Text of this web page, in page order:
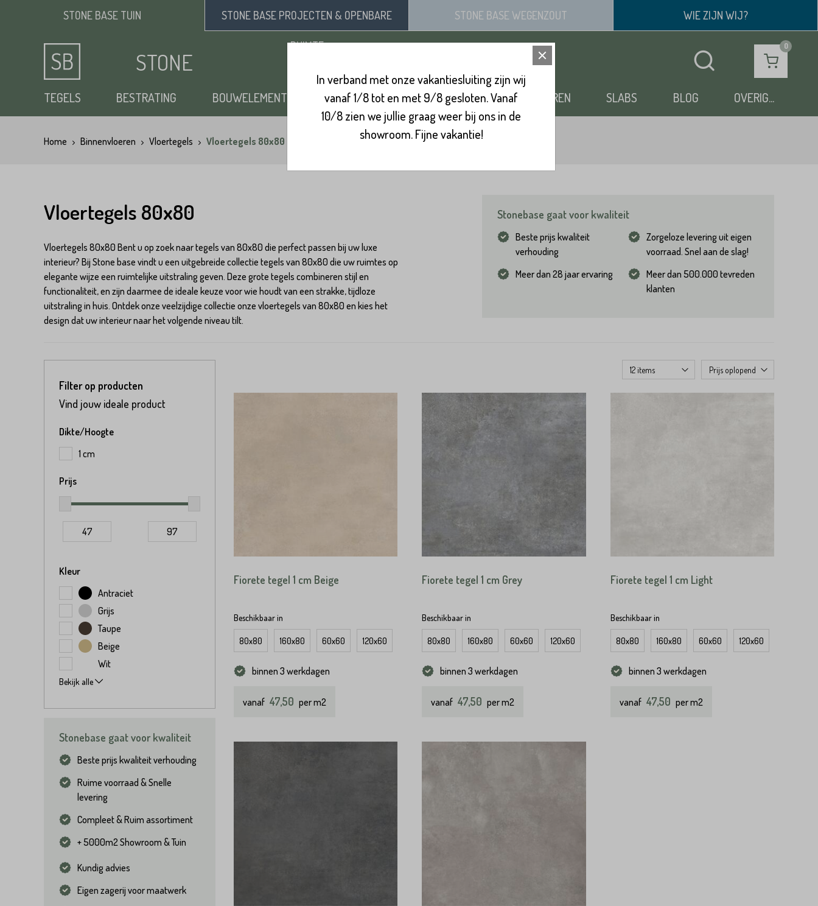
STONE BASE TUIN STONE BASE PROJECTEN & OPENBARE
RUIMTE
STONE BASE WEGENZOUT WIE ZIJN WIJ?
STONE
BASE
TEGELS
Keramische tuintegels
Zwembad randtegels
Keramische slabs
BESTRATING
Klinkers
Kinderkoppen
Water Passing Stone Grid
BOUWELEMENTEN
Opsluitbanden
Vijverranden
Steenstrips
Langformaat gebakken
metselstenen
ZAND, SIERGRIND & SPLIT
Siergrind
Benodigdheden
BINNENVLOEREN
Vloertegels
SLABS BLOG OVERIG...
Home Binnenvloeren Vloertegels Vloertegels 80x80
Vloertegels 80x80
Vloertegels 80x80 Bent u op zoek naar tegels van 80x80 die perfect passen bij uw luxe
interieur? Bij Stone base vindt u een uitgebreide collectie tegels van 80x80 die uw ruimtes op
elegante wijze een ruimtelijke uitstraling geven. Deze grote tegels combineren stijl en
functionaliteit, en zijn daarmee de ideale keuze voor wie houdt van een strakke, tijdloze
uitstraling in huis. Ontdek onze veelzijdige collectie onze vloertegels van 80x80 en kies het
design dat uw interieur naar het volgende niveau tilt.
Stonebase gaat voor kwaliteit
Beste prijs kwaliteit
verhouding
Zorgeloze levering uit eigen
voorraad. Snel aan de slag!
Meer dan 28 jaar ervaring
Meer dan 500.000 tevreden
klanten
Filter op producten
Vind jouw ideale product
Dikte/Hoogte
1 cm
Prijs
47 97
Kleur
Antraciet
Grijs
Taupe
Beige
Wit
Bekijk alle
Stonebase gaat voor kwaliteit
Beste prijs kwaliteit verhouding
Ruime voorraad & Snelle
levering
Compleet & Ruim assortiment
+ 5000m2 Showroom & Tuin
Kundig advies
Eigen zagerij voor maatwerk
Fiorete tegel 1 cm Beige
Beschikbaar in
80x80 160x80 60x60 120x60 120x120 100x100
binnen 3 werkdagen
vanaf 47,50 per m2
Fiorete tegel 1 cm Grey
Beschikbaar in
80x80 160x80 60x60 120x60 120x120 100x100
binnen 3 werkdagen
vanaf 47,50 per m2
Fiorete tegel 1 cm Light
Beschikbaar in
80x80 160x80 60x60 120x60
binnen 3 werkdagen
vanaf 47,50 per m2
In verband met onze vakantiesluiting zijn wij
vanaf 1/8 tot en met 9/8 gesloten. Vanaf
10/8 zien we jullie graag weer bij ons in de
showroom. Fijne vakantie!